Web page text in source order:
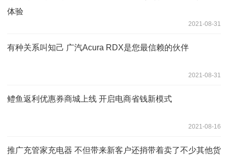
体验
2021-08-31
有种关系叫知己 广汽Acura RDX是您最信赖的伙伴
2021-08-31
鳢鱼返利优惠券商城上线 开启电商省钱新模式
2021-08-16
推广充管家充电器 不但带来新客户还捎带着卖了不少其他货